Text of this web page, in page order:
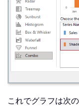
これでグラフは次